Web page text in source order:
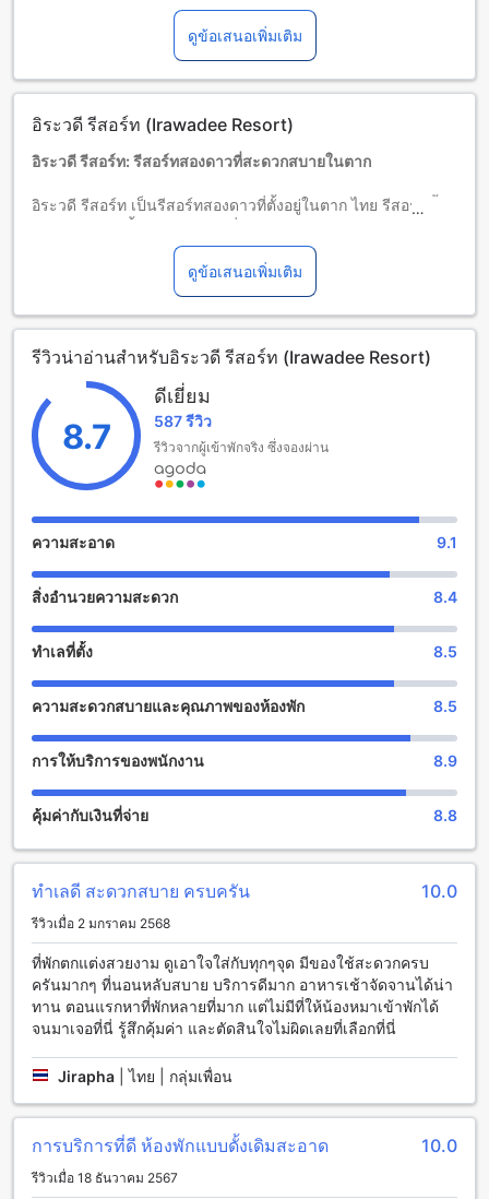
พักฟรีหากใช้เตียงที่มีอยู่แล้ว
ผู้เข้าพักอายุ 13 ปีขึ้นไปถือเป็นผู้ใหญ่
บริการเตียงเสริมขึ้นอยู่กับประเภทห้องที่เลือก กรุณาตรวจสอบ
จำนวนผู้เข้าพักที่กำหนดในแต่ละห้องสำหรับข้อมูลเพิ่มเติม
นโยบายที่แตกต่างหรือเงื่อนไขเพิ่มเติม
ดูข้อเสนอเพิ่มเติม
อิระวดี รีสอร์ท (Irawadee Resort)
อิระวดี รีสอร์ท: รีสอร์ทสองดาวที่สะดวกสบายในตาก
อิระวดี รีสอร์ท เป็นรีสอร์ทสองดาวที่ตั้งอยู่ในตาก ไทย รีสอร์ทนี้มี
พร้อมให้บริการตลอด 24 ชั่วโมง
รีสอร์ทนี้สร้างขึ้นในปี 2010 และได้รับการปรับปรุงล่าสุดในปี
เดียวกัน ทำให้รีสอร์ทมีความสะอาดและสวยงามตามมาตรฐาน
เวลาเช็คอินของรีสอร์ทเริ่มต้นเวลา 12:00 นาฬิกา และเวลาเช็ค
เอาท์สิ้นสุดเวลา 12:00 นาฬิกา ทำให้ผู้เข้าพักสามารถมีเวลาพัก
ผ่อนอย่างเพียงพอในรีสอร์ท
รีสอร์ทยังมีนโยบายสำหรับเด็กที่อายุระหว่าง 2 ถึง 12 ปี โดยให้
เด็กพักฟรี โดยไม่เสียค่าใช้จ่ายเพิ่มเติม
รีสอร์ทตั้งอยู่ห่างจากใจกลางเมืองเพียง 1 กิโลเมตร และห่างจาก
สนามบินเพียง 5 นาที ทำให้การเดินทางสะดวกสบาย ไม่ว่าจะ
เป็นการเข้าพักเพื่อการท่องเที่ยวหรือการเดินทางเพื่อธุรกิจ
อิระวดี รีสอร์ท เป็นสถานที่พักที่มีสิ่งอำนวยความสะดวกที่หลาก
หลายเพื่อให้คุณสนุกสนานและผ่อนคลายอย่างเต็มที่ ที่นี่คุณ
สามารถเลือกเล่นช้อปปิ้งในร้านค้าหรือลุยคาสิโนเพื่อทดลอง
ก็ไม่ต้องกังวล เนื่องจากอิระวดี รีสอร์ทมีบริการบาร์และคลับที่น่า
ตื่นเต้นอย่างมาก นอกจากนี้ยังมีร้านเสริมสวย เพื่อให้คุณสามารถ
ดูแลหน้าตาและร่างกายอย่างเต็มที่ หากคุณต้องการผ่อนคลายกับ
การนวดก็สามารถมีประสบการณ์นวดที่นี่ได้ อีกทั้งยังมีสวนสวยๆ
ที่ให้คุณได้พบปะพูดคุยกับผู้เข้าพักคนอื่นๆ ในห้องพักที่ให้บริการ
ร่วมกัน
สิ่งอำนวยความสะดวกสำหรับกีฬาที่ อิระวดี รีสอร์ท
อิระวดี รีสอร์ท เป็นสถานที่พักที่มีสิ่งอำนวยความสะดวกสำหรับ
กีฬาที่ท่านสามารถเพลิดเพลินไปกับการออกกำลังกายและสร้าง
สุขภาพได้อย่างหลากหลาย
สำหรับผู้ที่ชื่นชอบการว่ายน้ำ อิระวดี รีสอร์ทมีสระว่ายน้ำที่
สวยงามและน่าตื่นตาตื่นใจ ท่านสามารถพักผ่อนริมสระว่ายน้ำ
หรือสัมผัสกับบรรยากาศที่เงียบสงบได้ตลอดเวลา
สำหรับผู้ที่ต้องการออกกำลังกาย อิระวดี รีสอร์ทมีฟิตเนสฟรีให้
บริการสำหรับแขกทุกท่าน นอกจากนี้ยังมีฟิตเนส 24 ชั่วโมงที่
สามารถใช้บริการได้ตลอดเวลา สำหรับผู้ที่ต้องการเพิ่มความ
สมบูรณ์และความหลากหลายในการออกกำลังกาย อิระวดี รีสอร์ท
ยังมีฟิตเนสพิเศษที่มีค่าใช้จ่ายเพิ่มเติม
สิ่งอำนวยความสะดวกที่อิระวดี รีสอร์ท สำหรับการพักผ่อนที่
สะดวกสบาย
อิระวดี รีสอร์ท มุ่งมั่นให้ความสะดวกสบายสูงสุดแก่แขกผู้เข้าพัก
ดูข้อเสนอเพิ่มเติม
รีวิวน่าอ่านสำหรับอิระวดี รีสอร์ท (Irawadee Resort)
8.7
ดีเยี่ยม
587 รีวิว
รีวิวจากผู้เข้าพักจริง ซึ่งจองผ่าน
ความสะอาด 9.1
สิ่งอำนวยความสะดวก 8.4
ทำเลที่ตั้ง 8.5
ความสะดวกสบายและคุณภาพของห้องพัก 8.5
การให้บริการของพนักงาน 8.9
คุ้มค่ากับเงินที่จ่าย 8.8
ทำเลดี สะดวกสบาย ครบครัน 10.0
รีวิวเมื่อ 2 มกราคม 2568
ที่พักตกแต่งสวยงาม ดูเอาใจใส่กับทุกๆจุด มีของใช้สะดวกครบ
ครันมากๆ ที่นอนหลับสบาย บริการดีมาก อาหารเช้าจัดจานได้น่า
ทาน ตอนแรกหาที่พักหลายที่มาก แต่ไม่มีที่ให้น้องหมาเข้าพักได้
จนมาเจอที่นี่ รู้สึกคุ้มค่า และตัดสินใจไม่ผิดเลยที่เลือกที่นี่
Jirapha |ไทย | กลุ่มเพื่อน
การบริการที่ดี ห้องพักแบบดั้งเดิมสะอาด 10.0
รีวิวเมื่อ 18 ธันวาคม 2567